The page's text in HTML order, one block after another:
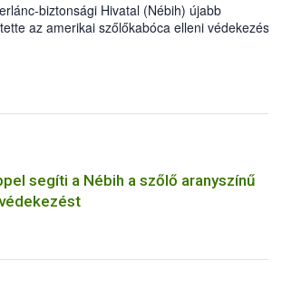
biztonsági Hivatal (Nébih) újabb
az amerikai szőlőkabóca elleni védekezésre
szerek körét: immár 55 készítménnyel lehet
sárgasága betegséget terjesztő
kapott szer, gazdaságokban és
segíti a Nébih a szőlő aranyszínű